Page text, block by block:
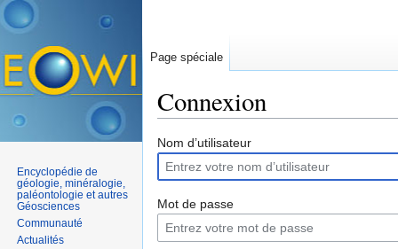
Connexion
Nom d’utilisateur
Mot de passe
Page spéciale
Encyclopédie de
géologie, minéralogie,
paléontologie et autres
Géosciences
Communauté
Actualités